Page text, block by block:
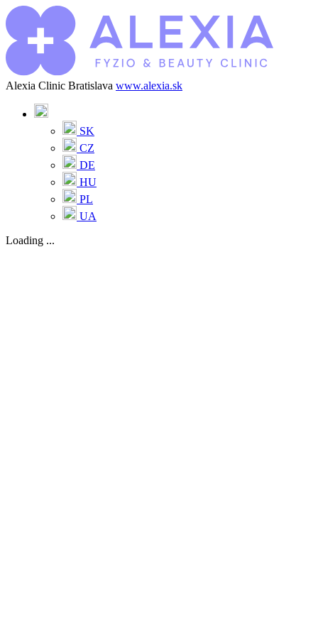
Alexia Clinic Bratislava www.alexia.sk
SK
CZ
DE
HU
PL
UA
Loading ...